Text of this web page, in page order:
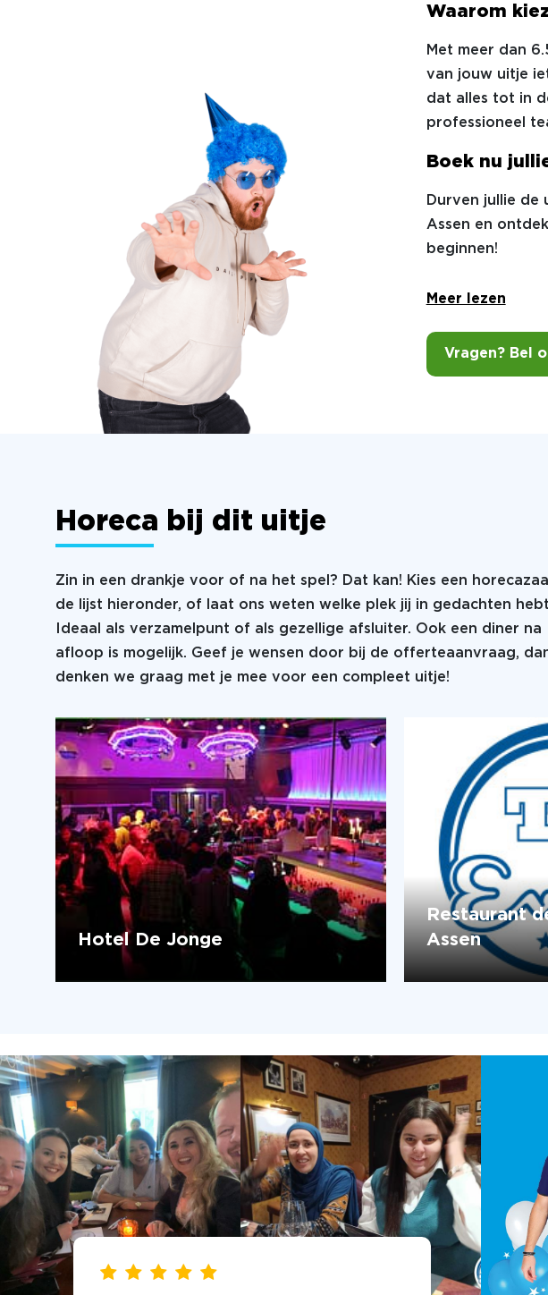
Waarom
Met meer dan
van jouw uitje
dat alles tot in
professioneel
Boek nu
Durven jullie de
Assen en
beginnen!
Meer lezen
Vragen? Bel
Horeca bij dit uitje
Zin in een drankje voor of na het spel? Dat kan! Kies een
de lijst hieronder, of laat ons weten welke plek jij in gedachten
Ideaal als verzamelpunt of als gezellige afsluiter. Ook een diner na
afloop is mogelijk. Geef je wensen door bij de offerteaanvraag,
denken we graag met je mee voor een compleet uitje!
Hotel De Jonge
Restaurant
Assen